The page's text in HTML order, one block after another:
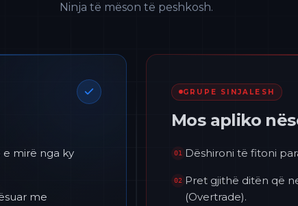
Ninja të mëson të peshkosh.
GRUPE SINJALESH
Mos apliko
01 Dëshironi të fitoni
02 Pret gjithë ditën që
(Overtrade).
e mirë nga ky
me